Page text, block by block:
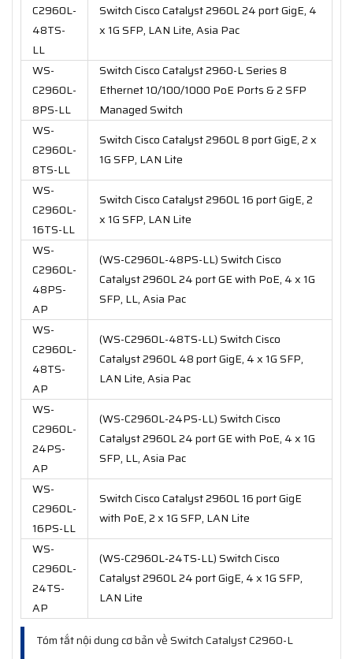
C2960L-
48TS-
LL
Switch Cisco Catalyst 2960L 24 port GigE, 4
x 1G SFP, LAN Lite, Asia Pac
WS-
C2960L-
8PS-LL
Switch Cisco Catalyst 2960-L Series 8
Ethernet 10/100/1000 PoE Ports & 2 SFP
Managed Switch
WS-
C2960L-
8TS-LL
Switch Cisco Catalyst 2960L 8 port GigE, 2 x
1G SFP, LAN Lite
WS-
C2960L-
16TS-LL
Switch Cisco Catalyst 2960L 16 port GigE, 2
x 1G SFP, LAN Lite
WS-
C2960L-
48PS-
AP
(WS-C2960L-48PS-LL) Switch Cisco
Catalyst 2960L 24 port GE with PoE, 4 x 1G
SFP, LL, Asia Pac
WS-
C2960L-
48TS-
AP
(WS-C2960L-48TS-LL) Switch Cisco
Catalyst 2960L 48 port GigE, 4 x 1G SFP,
LAN Lite, Asia Pac
WS-
C2960L-
24PS-
AP
(WS-C2960L-24PS-LL) Switch Cisco
Catalyst 2960L 24 port GE with PoE, 4 x 1G
SFP, LL, Asia Pac
WS-
C2960L-
16PS-LL
Switch Cisco Catalyst 2960L 16 port GigE
with PoE, 2 x 1G SFP, LAN Lite
WS-
C2960L-
24TS-
AP
(WS-C2960L-24TS-LL) Switch Cisco
Catalyst 2960L 24 port GigE, 4 x 1G SFP,
LAN Lite
Tóm tắt nội dung cơ bản về Switch Catalyst C2960-L